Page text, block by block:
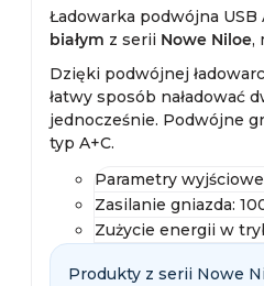
Ładowarka podwójna USB
białym z serii Nowe Niloe,
Dzięki podwójnej
łatwy sposób naładować
jednocześnie. Podwójne
typ A+C.
Parametry
Zasilanie gniazda:
Zużycie energii w
Produkty z serii Nowe